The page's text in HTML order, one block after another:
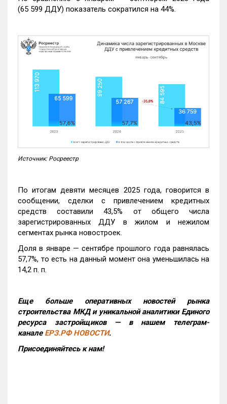
(65 599 ДДУ) показатель сократился на 44%.
Источник: Росреестр
По итогам девяти месяцев 2025 года, говорится в
сообщении, сделки с привлечением кредитных
средств составили 43,5% от общего числа
зарегистрированных ДДУ в жилом и нежилом
сегментах рынка новостроек.
Доля в январе — сентябре прошлого года равнялась
57,7%, то есть на данный момент она уменьшилась на
14,2 п. п.
Еще больше оперативных новостей рынка
строительства МКД и уникальной аналитики Единого
ресурса застройщиков — в нашем телеграм-
канале ЕРЗ.РФ НОВОСТИ.
Присоединяйтесь к нам!